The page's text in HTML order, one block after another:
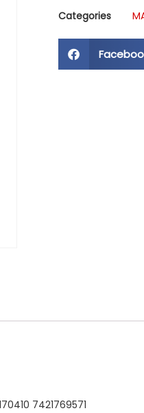
Categories
7421769571